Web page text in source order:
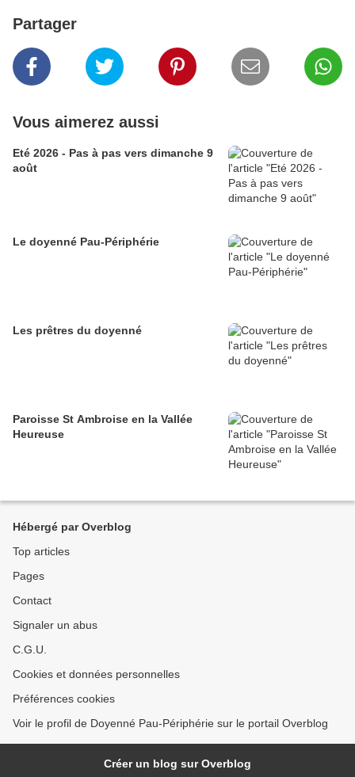
Partager
Vous aimerez aussi
Eté 2026 - Pas à pas vers dimanche 9
août
Le doyenné Pau-Périphérie
Les prêtres du doyenné
Paroisse St Ambroise en la Vallée
Heureuse
Hébergé par Overblog
Top articles
Pages
Contact
Signaler un abus
C.G.U.
Cookies et données personnelles
Préférences cookies
Voir le profil de Doyenné Pau-Périphérie sur le portail Overblog
Créer un blog sur Overblog